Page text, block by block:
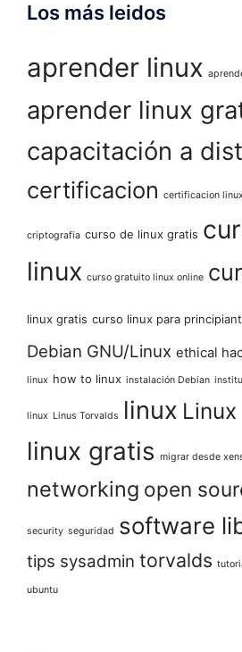
Los más leidos
aprender linux
aprender linux
capacitación a
certificacion certificacion linux
criptografia curso de linux gratis
linux curso gratuito linux online
linux gratis curso linux para
Debian GNU/Linux ethical
linux how to linux instalación Debian
linux Linus Torvalds linux
linux gratis migrar desde
networking open
security seguridad software
tips sysadmin torvalds
ubuntu